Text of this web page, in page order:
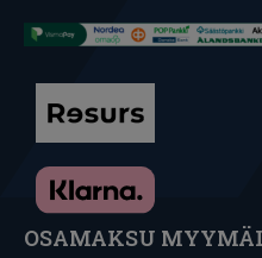
OSAMAKSU